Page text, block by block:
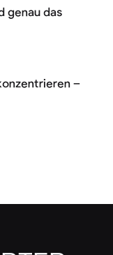
genau das
–